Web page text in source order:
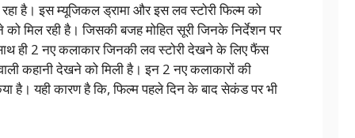
है। इस म्यूजिकल ड्रामा और इस लव स्टोरी फिल्म को
मिल रही है। जिसकी बजह मोहित सूरी जिनके निर्देशन पर
ही 2 नए कलाकार जिनकी लव स्टोरी देखने के लिए फैंस
कहानी देखने को मिली है। इन 2 नए कलाकारों की
है। यही कारण है कि, फिल्म पहले दिन के बाद सेकंड पर भी